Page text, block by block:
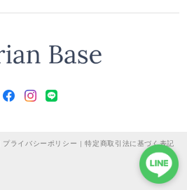
プライバシーポリシー |特定商取引法に基づく表記